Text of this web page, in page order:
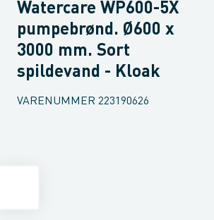
Watercare WP600-5X
pumpebrønd. Ø600 x
3000 mm. Sort
spildevand - Kloak
VARENUMMER 223190626